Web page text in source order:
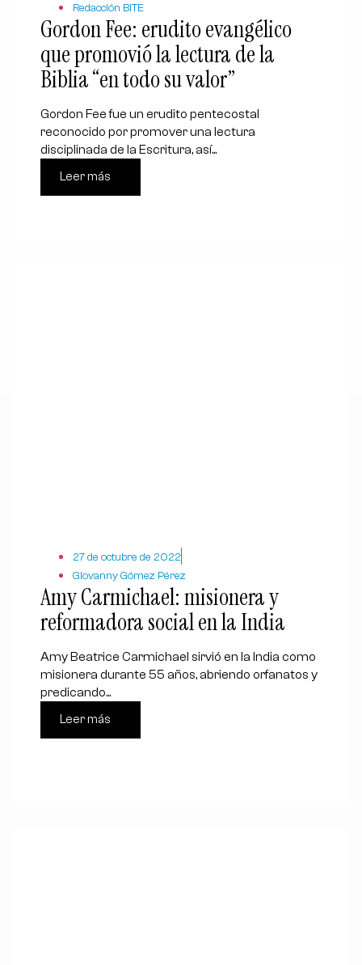
Redacción BITE
Gordon Fee: erudito evangélico
que promovió la lectura de la
Biblia “en todo su valor”
Gordon Fee fue un erudito pentecostal
reconocido por promover una lectura
disciplinada de la Escritura, así...
Leer más
27 de octubre de 2022
Giovanny Gómez Pérez
Amy Carmichael: misionera y
reformadora social en la India
Amy Beatrice Carmichael sirvió en la India como
misionera durante 55 años, abriendo orfanatos y
predicando...
Leer más